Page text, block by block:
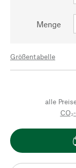
Menge
Größentabelle
alle